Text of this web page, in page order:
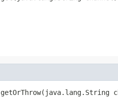
getOrThrow(java.lang.String